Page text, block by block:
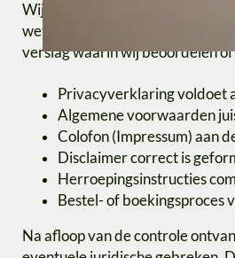
Wij controleren uw Duitstalige
wettelijke eisen die gelden in
verslag waarin wij beoordelen
Privacyverklaring voldoet
Algemene voorwaarden
Colofon (Impressum) aan
Disclaimer correct is
Herroepingsinstructies
Bestel- of boekingsproces
Na afloop van de controle